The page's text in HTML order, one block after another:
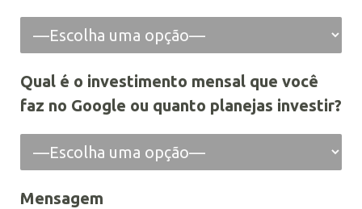
Qual é o investimento mensal que você
faz no Google ou quanto planejas investir?
Mensagem